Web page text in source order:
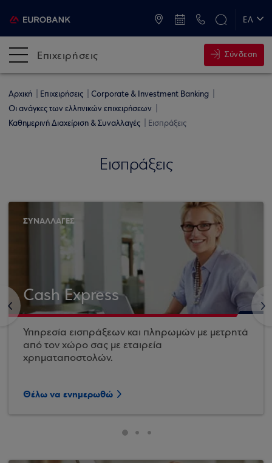
ΕΛ
Επιχειρήσεις Σύνδεση
Αρχική Επιχειρήσεις
Corporate & Investment Banking
Οι ανάγκες των ελληνικών επιχειρήσεων
Καθημερινή Διαχείριση & Συναλλαγές
Εισπράξεις
Εισπράξεις
<
ΣΥΝΑΛΛΑΓΕΣ
Cash Express
Υπηρεσία εισπράξεων και πληρωμών με μετρητά
από τον χώρο σας με εταιρεία
χρηματαποστολών.
Θέλω να ενημερωθώ
>